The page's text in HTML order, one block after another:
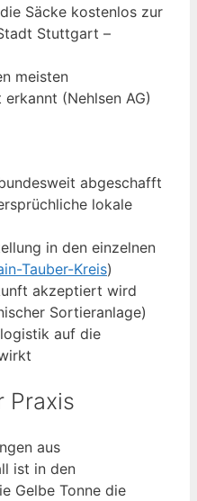
Säcke kostenlos zur
Stuttgart –
meisten
(Nehlsen AG)
abgeschafft
lokale
in den einzelnen
Tauber-Kreis)
akzeptiert wird
Sortieranlage)
auf die
Praxis
aus
ist in den
Gelbe Tonne die